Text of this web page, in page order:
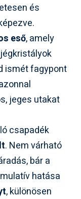
és
eső, amely
ismét fagypont
jeges utakat
csapadék
. Nem várható
bár a
hatása
, különösen